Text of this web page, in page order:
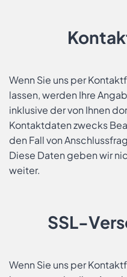
Wenn Sie uns per
lassen, werden Ihre
inklusive der von Ihnen
Kontaktdaten zwecks
den Fall von
Diese Daten geben wir
weiter.
SSL-
Wenn Sie uns per